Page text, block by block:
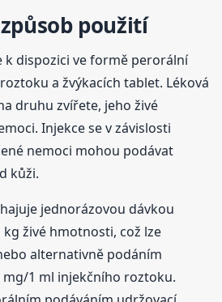
použití
k dispozici ve formě perorální
a žvýkacích tablet. Léková
druhu zvířete, jeho živé
Injekce se v závislosti
nemoci mohou podávat
kůži.
jednorázovou dávkou
živé hmotnosti, což lze
alternativně podáním
1 ml injekčního roztoku.